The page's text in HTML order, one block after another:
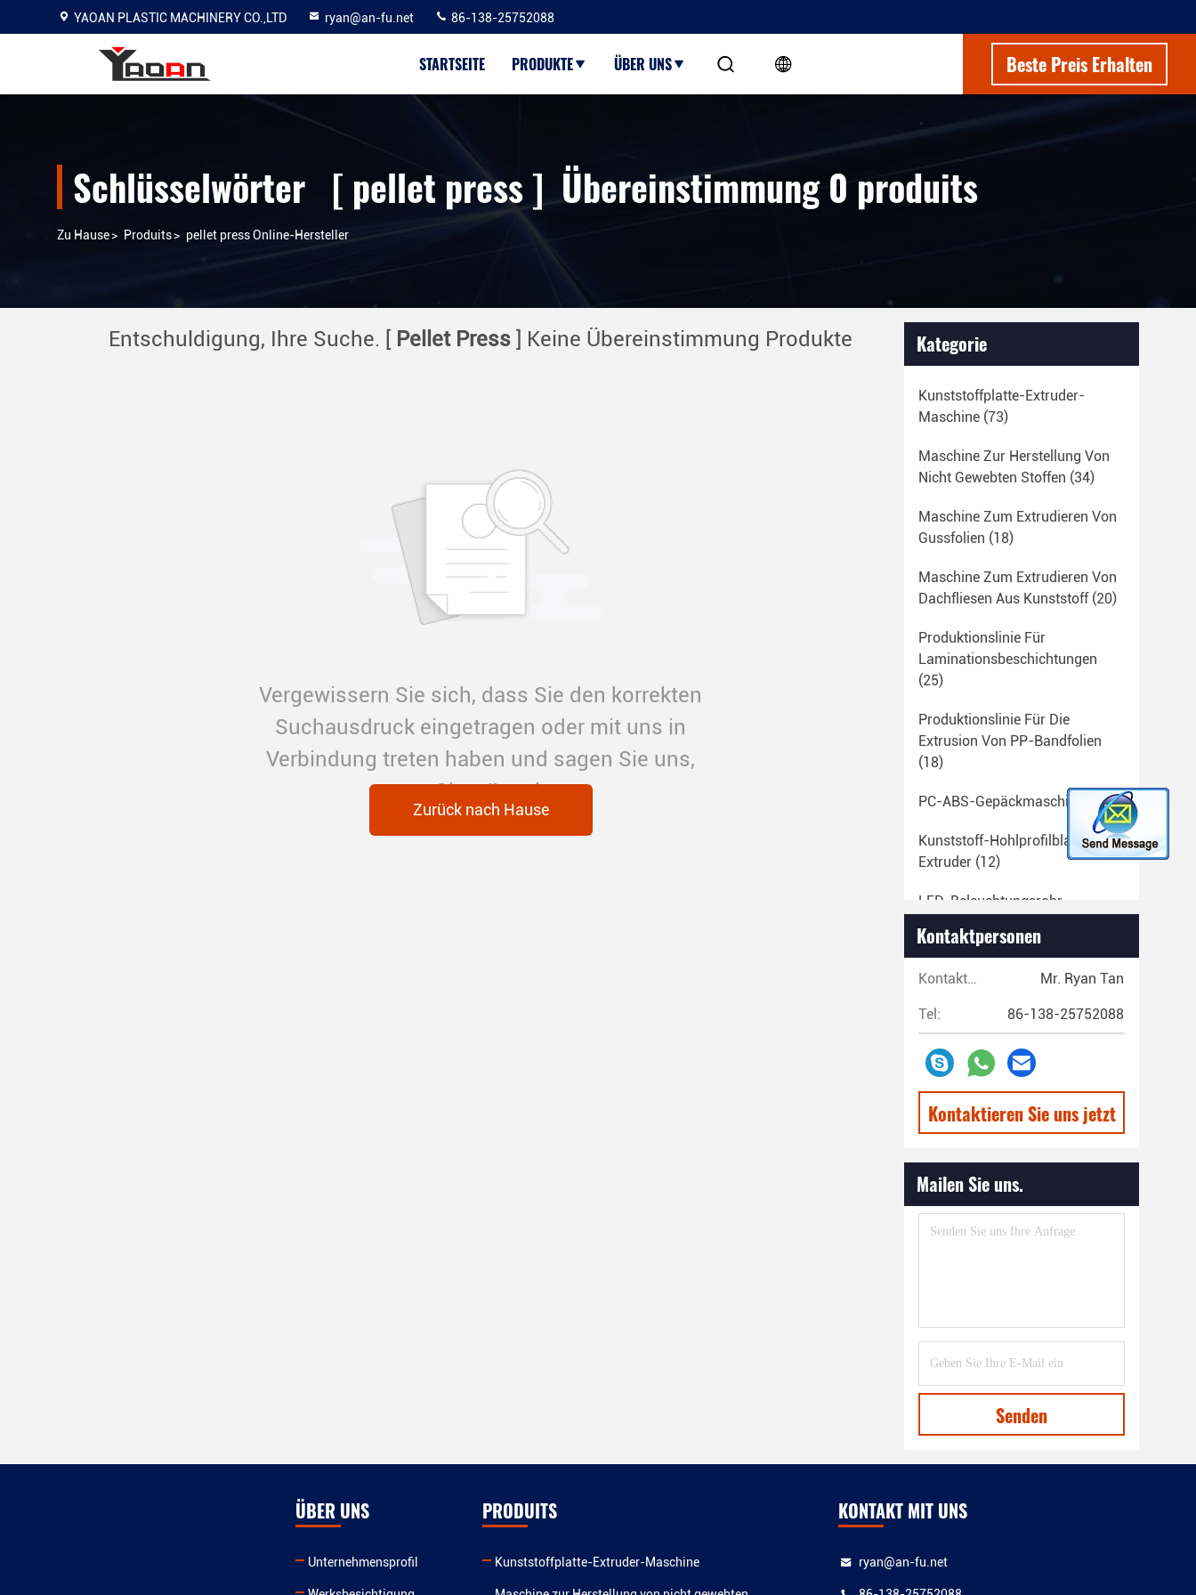
YAOAN PLASTIC MACHINERY CO.,LTD ryan@an-fu.net 86-138-25752088
STARTSEITE PRODUKTE ÜBER UNS Beste Preis Erhalten
Schlüsselwörter [ pellet press ] Übereinstimmung 0 produits
Zu Hause> Produits> pellet press Online-Hersteller
Entschuldigung, Ihre Suche. [ Pellet Press ] Keine Übereinstimmung Produkte
Vergewissern Sie sich, dass Sie den korrekten
Suchausdruck eingetragen oder mit uns in
Verbindung treten haben und sagen Sie uns,
was Sie wünschen
Zurück nach Hause
Kategorie
Kunststoffplatte-Extruder-
Maschine (73)
Maschine Zur Herstellung Von
Nicht Gewebten Stoffen (34)
Maschine Zum Extrudieren Von
Gussfolien (18)
Maschine Zum Extrudieren Von
Dachfliesen Aus Kunststoff(20)
Produktionslinie Für
Laminationsbeschichtungen
(25)
Produktionslinie Für Die
Extrusion Von PP-Bandfolien
(18)
PC-ABS-Gepäckmaschine (23)
Kunststoff-Hohlprofilblatt-
Extruder (12)
LED-Beleuchtungsrohr-
EVA-Schmelzklebe-
Stickmaschine
Maschine Zum Extrudieren Von
Produktionslinie Für
Kunststoffband
(13)
Kunststofffasern(20)
Maschine Zum Extrudieren Von
Kunststoffprofilen (39)
(8)
Maschine Zur Herstellung Von
Trinkhalm Aus Kunststoff(27)
Maschine Zur Herstellung Von
Extrusionsformung Von
Recycling Waschmaschine Und
Pelletiermaschine
Kontaktpersonen
Kontaktpersonen: Mr. Ryan Tan
Tel: 86-138-25752088
Kontaktieren Sie uns jetzt
Mailen Sie uns.
Senden
ÜBER UNS
Unternehmensprofil
PRODUITS
Kunststoffplatte-Extruder-Maschine
KONTAKT MIT UNS
ryan@an-fu.net